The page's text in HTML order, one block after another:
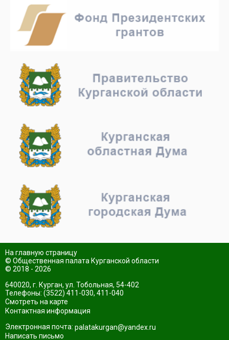
На главную страницу
© Общественная палата Курганской области
© 2018 - 2026
640020, г. Курган, ул. Тобольная, 54-402
Телефоны: (3522) 411-030, 411-040
Смотреть на карте
Контактная информация
Электронная почта: palatakurgan@yandex.ru
Написать письмо